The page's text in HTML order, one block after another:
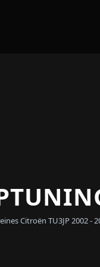
Citroën TU3JP 2002